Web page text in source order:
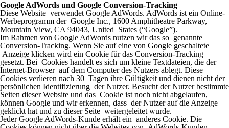
Google AdWords und Google Conversion-Tracking
Diese Website verwendet Google AdWords. AdWords ist ein Online-
Werbeprogramm der Google Inc., 1600 Amphitheatre Parkway,
Mountain View, CA 94043, United States (“Google”).
Im Rahmen von Google AdWords nutzen wir das so genannte
Conversion-Tracking. Wenn Sie auf eine von Google geschaltete
Anzeige klicken wird ein Cookie für das Conversion-Tracking
gesetzt. Bei Cookies handelt es sich um kleine Textdateien, die der
Internet-Browser auf dem Computer des Nutzers ablegt. Diese
Cookies verlieren nach 30 Tagen ihre Gültigkeit und dienen nicht der
persönlichen Identifizierung der Nutzer. Besucht der Nutzer bestimmte
Seiten dieser Website und das Cookie ist noch nicht abgelaufen,
können Google und wir erkennen, dass der Nutzer auf die Anzeige
geklickt hat und zu dieser Seite weitergeleitet wurde.
Jeder Google AdWords-Kunde erhält ein anderes Cookie. Die